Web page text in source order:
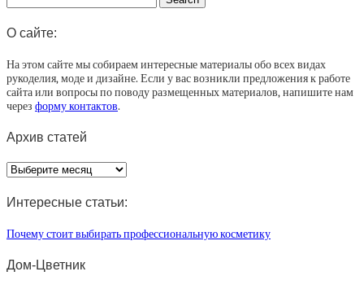
О сайте:
На этом сайте мы собираем интересные материалы обо всех видах
рукоделия, моде и дизайне. Если у вас возникли предложения к работе
сайта или вопросы по поводу размещенных материалов, напишите нам
через форму контактов.
Архив статей
Архив
статей
Интересные статьи:
Почему стоит выбирать профессиональную косметику
Дом-Цветник